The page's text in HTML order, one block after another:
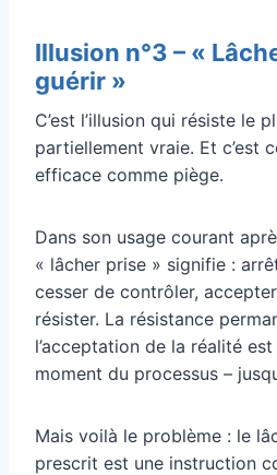
Illusion n°3 – «
guérir »
C’est l’illusion qui résiste le
partiellement vraie. Et c’est
efficace comme piège.
Dans son usage courant
« lâcher prise » signifie :
cesser de contrôler,
résister. La résistance
l’acceptation de la réalité
moment du processus –
Mais voilà le problème : le
prescrit est une instruction